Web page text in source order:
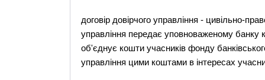
договір довірчого управління - цивільно-
управління передає уповноваженому банку
об'єднує кошти учасників фонду
управління цими коштами в інтересах